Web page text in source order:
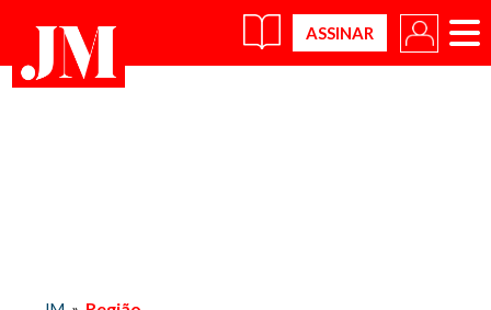
×